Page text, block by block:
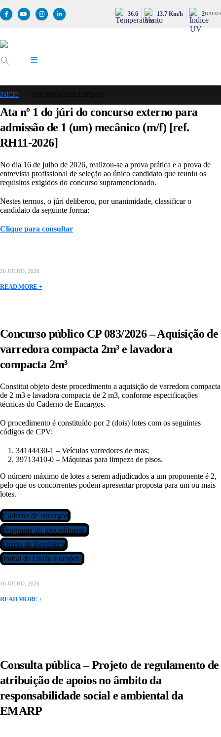
36.6 13.7 Km/h 2BAIXO
INÍCIO
Ata nº 1 do júri do concurso externo para
admissão de 1 (um) mecânico (m/f) [ref.
RH11-2026]
No dia 16 de julho de 2026, realizou-se a prova prática e a prova de
entrevista profissional de seleção ao único candidato que reuniu os
requisitos exigidos do concurso supramencionado.
Nestes termos, o júri deliberou, por unanimidade, classificar o
candidato da seguinte forma:
Clique para consultar
20 JULHO, 2026
READ MORE +
Concurso público CP 083/2026 – Aquisição de
varredora compacta 2m³ e lavadora
compacta 2m³
Constitui objeto deste procedimento a aquisição de varredora compacta
de 2 m3 e lavadora compacta de 2 m3, conforme especificações
técnicas do Caderno de Encargos.
O procedimento é constituído por 2 (dois) lotes com os seguintes
códigos de CPV:
34144430-1 – Veículos varredores de ruas;
39713410-0 – Máquinas para limpeza de pisos.
O número máximo de lotes a serem adjudicados a um proponente é 2,
pelo que os concorrentes podem apresentar proposta para um ou mais
lotes.
Caderno de encargos
Programa do procedimento
Diário da República
Jornal da União Europeia
16 JULHO, 2026
READ MORE +
Consulta pública – Projeto de regulamento de
atribuição de apoios no âmbito da
responsabilidade social e ambiental da
EMARP